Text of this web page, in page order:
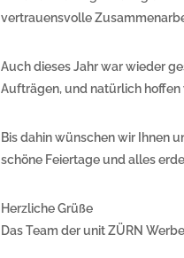
vertrauensvolle
Auch dieses Jahr war wieder
Aufträgen, und natürlich hoffen
Bis dahin wünschen wir Ihnen
schöne Feiertage und alles
Herzliche Grüße
Das Team der unit ZÜRN